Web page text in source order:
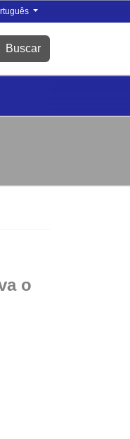
Buscar
o